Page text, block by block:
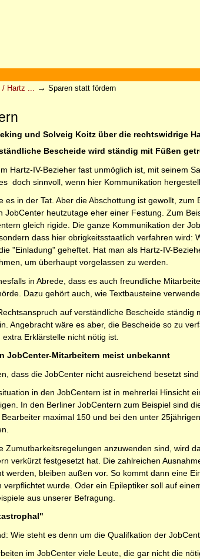
Hartz ... → Sparen statt fördern
und Solveig Koitz über die rechtswidrige
Bescheide wird ständig mit Füßen
Hartz-IV-Bezieher fast unmöglich ist, mit seinem
doch sinnvoll, wenn hier Kommunikation
es in der Tat. Aber die Abschottung ist gewollt,
JobCenter heutzutage eher einer Festung. Zum
gleich rigide. Die ganze Kommunikation der
dass hier obrigkeitsstaatlich verfahren
"Einladung" geheftet. Hat man als Hartz-IV-
um überhaupt vorgelassen zu werden.
in Abrede, dass es auch freundliche
Dazu gehört auch, wie Textbausteine
auf verständliche Bescheide
Angebracht wäre es aber, die Bescheide so zu
Erklärstelle nicht nötig ist.
JobCenter-Mitarbeitern meist unbekannt
dass die JobCenter nicht ausreichend besetzt
in den JobCentern ist in mehrerlei Hinsicht
In den Berliner JobCentern zum Beispiel sind
maximal 150 und bei den unter
Zumutbarkeitsregelungen anzuwenden sind, wird
verkürzt festgesetzt hat. Die zahlreichen
werden, bleiben außen vor. So kommt dann eine
verpflichtet wurde. Oder ein Epileptiker soll auf
aus unserer Befragung.
Wie steht es denn um die Qualifkation der
im JobCenter viele Leute, die gar nicht die